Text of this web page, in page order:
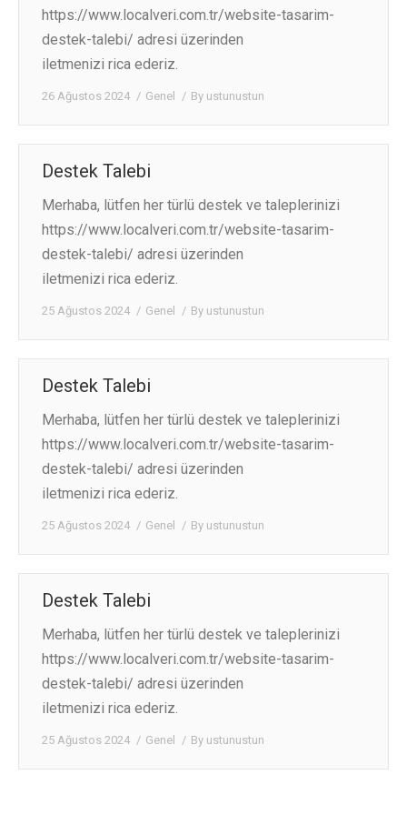
https://www.localveri.com.tr/website-tasarim-
destek-talebi/ adresi üzerinden
iletmenizi rica ederiz.
26 Ağustos 2024 Genel By ustunustun
Destek Talebi
Merhaba, lütfen her türlü destek ve taleplerinizi
https://www.localveri.com.tr/website-tasarim-
destek-talebi/ adresi üzerinden
iletmenizi rica ederiz.
25 Ağustos 2024 Genel By ustunustun
Destek Talebi
Merhaba, lütfen her türlü destek ve taleplerinizi
https://www.localveri.com.tr/website-tasarim-
destek-talebi/ adresi üzerinden
iletmenizi rica ederiz.
25 Ağustos 2024 Genel By ustunustun
Destek Talebi
Merhaba, lütfen her türlü destek ve taleplerinizi
https://www.localveri.com.tr/website-tasarim-
destek-talebi/ adresi üzerinden
iletmenizi rica ederiz.
25 Ağustos 2024 Genel By ustunustun